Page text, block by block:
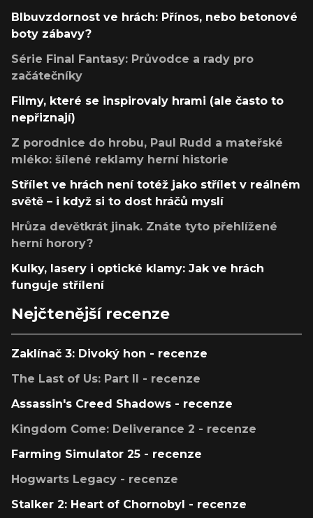
Blbuvzdornost ve hrách: Přínos, nebo betonové
boty zábavy?
Série Final Fantasy: Průvodce a rady pro
začátečníky
Filmy, které se inspirovaly hrami (ale často to
nepřiznají)
Z porodnice do hrobu, Paul Rudd a mateřské
mléko: šílené reklamy herní historie
Střílet ve hrách není totéž jako střílet v reálném
světě – i když si to dost hráčů myslí
Hrůza devětkrát jinak. Znáte tyto přehlížené
herní horory?
Kulky, lasery i optické klamy: Jak ve hrách
funguje střílení
Nejčtenější recenze
Zaklínač 3: Divoký hon - recenze
The Last of Us: Part II - recenze
Assassin's Creed Shadows - recenze
Kingdom Come: Deliverance 2 - recenze
Farming Simulator 25 - recenze
Hogwarts Legacy - recenze
Stalker 2: Heart of Chornobyl - recenze